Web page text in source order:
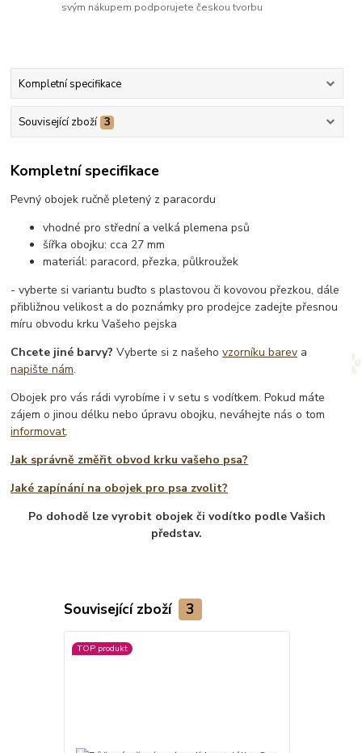
svým nákupem podporujete českou tvorbu
Kompletní specifikace
Související zboží 3
Kompletní specifikace
Pevný obojek ručně pletený z paracordu
vhodné pro střední a velká plemena psů
šířka obojku: cca 27 mm
materiál: paracord, přezka, půlkroužek
- vyberte si variantu buďto s plastovou či kovovou přezkou, dále
přibližnou velikost a do poznámky pro prodejce zadejte přesnou
míru obvodu krku Vašeho pejska
Chcete jiné barvy? Vyberte si z našehovzorníku barev a
napište nám.
Obojek pro vás rádi vyrobíme i v setu s vodítkem. Pokud máte
zájem o jinou délku nebo úpravu obojku, neváhejte nás o tom
informovat.
Jak správně změřit obvod krku vašeho psa?
Jaké zapínání na obojek pro psa zvolit?
Po dohodě lze vyrobit obojek či vodítko podle Vašich
představ.
Související zboží 3
TOP produkt